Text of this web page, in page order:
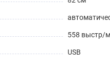
адреналина, каждая игра —
558 выстр/
USB